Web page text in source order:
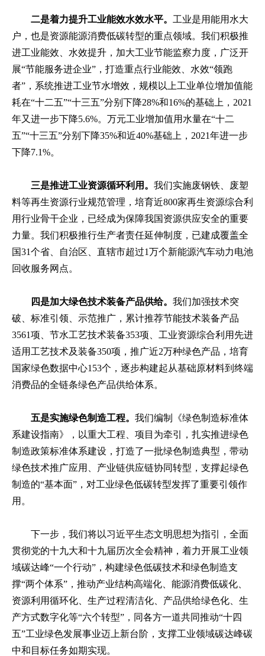
二是着力提升工业能效水效水平。 工业是用能用水大
户，也是资源能源消费低碳转型的重点领域。我们积极推
进工业能效、水效提升，加大工业节能监察力度，广泛开
展“节能服务进企业”，打造重点行业能效、水效“领跑
者”，系统推进工业节水增效，规模以上工业单位增加值能
耗在“十二五”“十三五”分别下降28%和16%的基础上，2021
年又进一步下降5.6%。万元工业增加值用水量在“十二
五”“十三五”分别下降35%和近40%基础上，2021年进一步
下降7.1%。
三是推进工业资源循环利用。 我们实施废钢铁、废塑
料等再生资源行业规范管理，培育近800家再生资源综合利
用行业骨干企业，已经成为保障我国资源供应安全的重要
力量。我们积极推行生产者责任延伸制度，已建成覆盖全
国31个省、自治区、直辖市超过1万个新能源汽车动力电池
回收服务网点。
四是加大绿色技术装备产品供给。 我们加强技术突
破、标准引领、示范推广，累计推荐节能技术装备产品
3561项、节水工艺技术装备353项、工业资源综合利用先进
适用工艺技术及装备350项，推广近2万种绿色产品，培育
国家绿色数据中心153个，逐步构建起从基础原材料到终端
消费品的全链条绿色产品供给体系。
五是实施绿色制造工程。 我们编制《绿色制造标准体
系建设指南》，以重大工程、项目为牵引，扎实推进绿色
制造政策标准体系建设，打造了一批绿色制造典型，带动
绿色技术推广应用、产业链供应链协同转型，支撑起绿色
制造的“基本面”，对工业绿色低碳转型发挥了重要引领作
用。
下一步，我们将以习近平生态文明思想为指引，全面
贯彻党的十九大和十九届历次全会精神，着力开展工业领
域碳达峰“一个行动”，构建绿色低碳技术和绿色制造支
撑“两个体系”，推动产业结构高端化、能源消费低碳化、
资源利用循环化、生产过程清洁化、产品供给绿色化、生
产方式数字化等“六个转型”，同各方一道共同推动“十四
五”工业绿色发展事业迈上新台阶，支撑工业领域碳达峰碳
中和目标任务如期实现。